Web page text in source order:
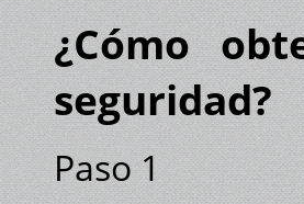
¿Cómo
seguridad?
Paso 1